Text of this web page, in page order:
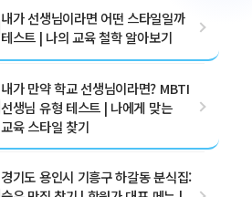
내가 선생님이라면 어떤 스타일일까
테스트 | 나의 교육 철학 알아보기
내가 만약 학교 선생님이라면? MBTI
선생님 유형 테스트 | 나에게 맞는
교육 스타일 찾기
경기도 용인시 기흥구 하갈동 분식집: